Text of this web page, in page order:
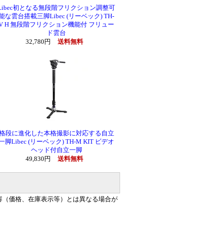
初となる無段階フリクション調整可
な雲台搭載三脚Libec (リーベック) TH-
H 無段階フリクション機能付 フリュー
ド雲台
32,780円
送料無料
段に進化した本格撮影に対応する自立
脚Libec (リーベック) TH-M KIT ビデオ
ヘッド付自立一脚
49,830円
送料無料
価格、在庫表示等）とは異なる場合が